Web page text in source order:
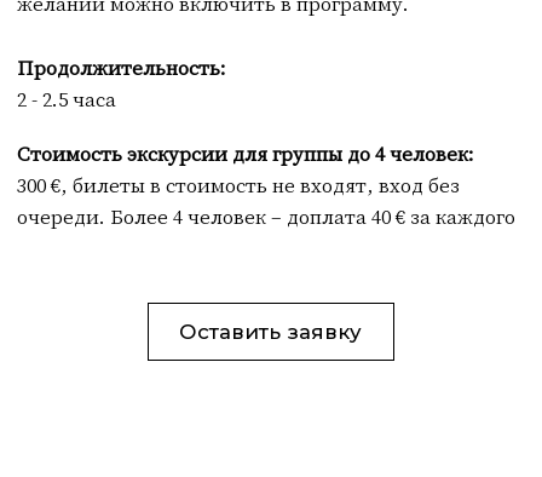
УСЛУГИ
ЭКСКУРСИИ
Art de Paris
Политика конфиденциальности